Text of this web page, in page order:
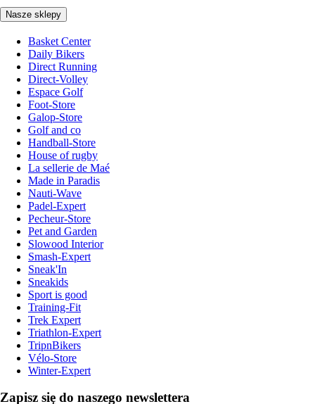
Nasze sklepy
Basket Center
Daily Bikers
Direct Running
Direct-Volley
Espace Golf
Foot-Store
Galop-Store
Golf and co
Handball-Store
House of rugby
La sellerie de Maé
Made in Paradis
Nauti-Wave
Padel-Expert
Pecheur-Store
Pet and Garden
Slowood Interior
Smash-Expert
Sneak'In
Sneakids
Sport is good
Training-Fit
Trek Expert
Triathlon-Expert
TripnBikers
Vélo-Store
Winter-Expert
Zapisz się do naszego newslettera